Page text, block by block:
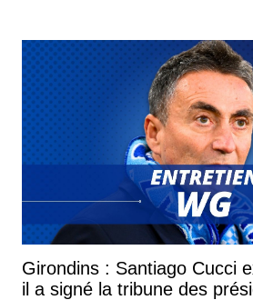
Girondins : Santiago Cucci
il a signé la tribune des